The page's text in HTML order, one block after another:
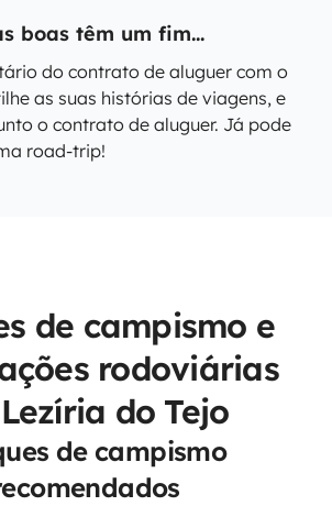
boas têm um fim...
do contrato de aluguer com o
as suas histórias de viagens, e
o contrato de aluguer. Já pode
road-trip!
de campismo e
rodoviárias
do Tejo
de campismo